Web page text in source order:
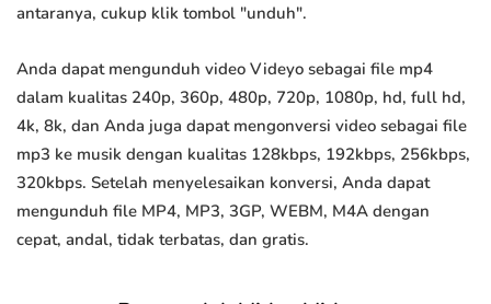
antaranya, cukup klik tombol "unduh".
Anda dapat mengunduh video Videyo sebagai file mp4
dalam kualitas 240p, 360p, 480p, 720p, 1080p, hd, full hd,
4k, 8k, dan Anda juga dapat mengonversi video sebagai file
mp3 ke musik dengan kualitas 128kbps, 192kbps, 256kbps,
320kbps. Setelah menyelesaikan konversi, Anda dapat
mengunduh file MP4, MP3, 3GP, WEBM, M4A dengan
cepat, andal, tidak terbatas, dan gratis.